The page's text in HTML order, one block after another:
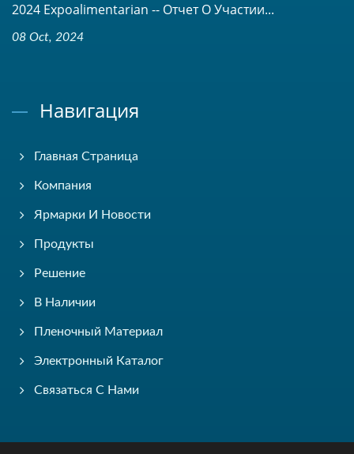
2024 Expoalimentarian -- Отчет О Участии...
08 Oct, 2024
Навигация
Главная Страница
Компания
Ярмарки И Новости
Продукты
Решение
В Наличии
Пленочный Материал
Электронный Каталог
Связаться С Нами